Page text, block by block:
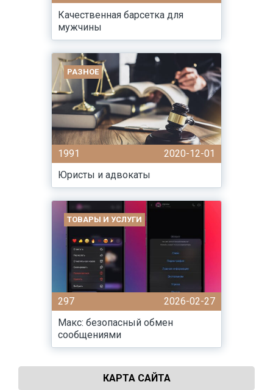
Качественная барсетка для
мужчины
РАЗНОЕ
1991
2020-12-01
Юристы и адвокаты
ТОВАРЫ И УСЛУГИ
297
2026-02-27
Макс: безопасный обмен
сообщениями
КАРТА САЙТА